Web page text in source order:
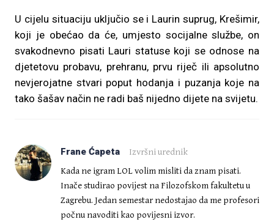
U cijelu situaciju uključio se i Laurin suprug, Krešimir,
koji je obećao da će, umjesto socijalne službe, on
svakodnevno pisati Lauri statuse koji se odnose na
djetetovu probavu, prehranu, prvu riječ ili apsolutno
nevjerojatne stvari poput hodanja i puzanja koje na
tako šašav način ne radi baš nijedno dijete na svijetu.
Frane Ćapeta
Izvršni urednik
Kada ne igram LOL volim misliti da znam pisati.
Inače studirao povijest na Filozofskom fakultetu u
Zagrebu. Jedan semestar nedostajao da me profesori
počnu navoditi kao povijesni izvor.